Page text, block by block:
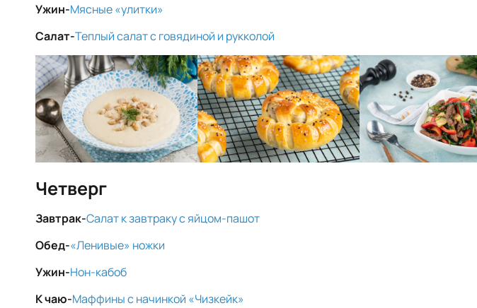
Ужин-Мясные «улитки»
Салат-Теплый салат с говядиной и рукколой
Четверг
Завтрак-Салат к завтраку с яйцом-пашот
Обед-«Ленивые» ножки
Ужин-Нон-кабоб
К чаю-Маффины с начинкой «Чизкейк»